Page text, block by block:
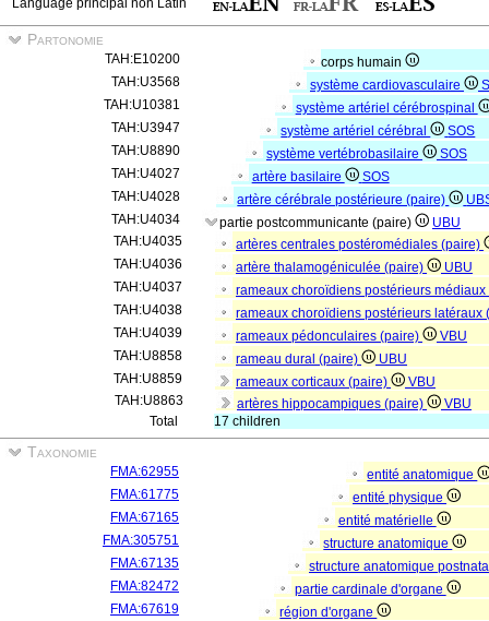
Language principal non Latin
Partonomie
TAH:E10200
corps humain
TAH:U3568
système cardiovasculaire
TAH:U10381
système artériel cérébrospinal
TAH:U3947
système artériel cérébral
SOS
TAH:U8890
système vertébrobasilaire
SOS
TAH:U4027
artère basilaire
SOS
TAH:U4028
artère cérébrale postérieure (paire)
TAH:U4034
partie postcommunicante (paire)
UBU
TAH:U4035
artères centrales postéromédiales (paire)
TAH:U4036
artère thalamogéniculée (paire)
UBU
TAH:U4037
rameaux choroïdiens postérieurs
TAH:U4038
rameaux choroïdiens postérieurs latéraux
TAH:U4039
rameaux pédonculaires (paire)
VBU
TAH:U8858
rameau dural (paire)
UBU
TAH:U8859
rameaux corticaux (paire)
VBU
TAH:U8863
artères hippocampiques (paire)
VBU
Total
17 children
Taxonomie
FMA:62955
entité anatomique
FMA:61775
entité physique
FMA:67165
entité matérielle
FMA:305751
structure anatomique
FMA:67135
structure anatomique
FMA:82472
partie cardinale d'organe
FMA:67619
région d'organe